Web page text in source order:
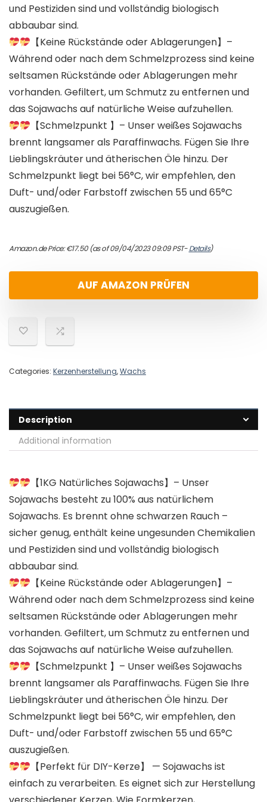
und Pestiziden sind und vollständig biologisch
abbaubar sind.
【Keine Rückstände oder Ablagerungen】–
Während oder nach dem Schmelzprozess sind keine
seltsamen Rückstände oder Ablagerungen mehr
vorhanden. Gefiltert, um Schmutz zu entfernen und
das Sojawachs auf natürliche Weise aufzuhellen.
【Schmelzpunkt 】– Unser weißes Sojawachs
brennt langsamer als Paraffinwachs. Fügen Sie Ihre
Lieblingskräuter und ätherischen Öle hinzu. Der
Schmelzpunkt liegt bei 56°C, wir empfehlen, den
Duft- und/oder Farbstoff zwischen 55 und 65°C
auszugießen.
Amazon.de Price:€17.50(as of 09/04/2023 09:09 PST-Details)
AUF AMAZON PRÜFEN
Categories: Kerzenherstellung,Wachs
Description
Additional information
【1KG Natürliches Sojawachs】– Unser
Sojawachs besteht zu 100% aus natürlichem
Sojawachs. Es brennt ohne schwarzen Rauch –
sicher genug, enthält keine ungesunden Chemikalien
und Pestiziden sind und vollständig biologisch
abbaubar sind.
【Keine Rückstände oder Ablagerungen】–
Während oder nach dem Schmelzprozess sind keine
seltsamen Rückstände oder Ablagerungen mehr
vorhanden. Gefiltert, um Schmutz zu entfernen und
das Sojawachs auf natürliche Weise aufzuhellen.
【Schmelzpunkt 】– Unser weißes Sojawachs
brennt langsamer als Paraffinwachs. Fügen Sie Ihre
Lieblingskräuter und ätherischen Öle hinzu. Der
Schmelzpunkt liegt bei 56°C, wir empfehlen, den
Duft- und/oder Farbstoff zwischen 55 und 65°C
auszugießen.
【Perfekt für DIY-Kerze】 — Sojawachs ist
einfach zu verarbeiten. Es eignet sich zur Herstellung